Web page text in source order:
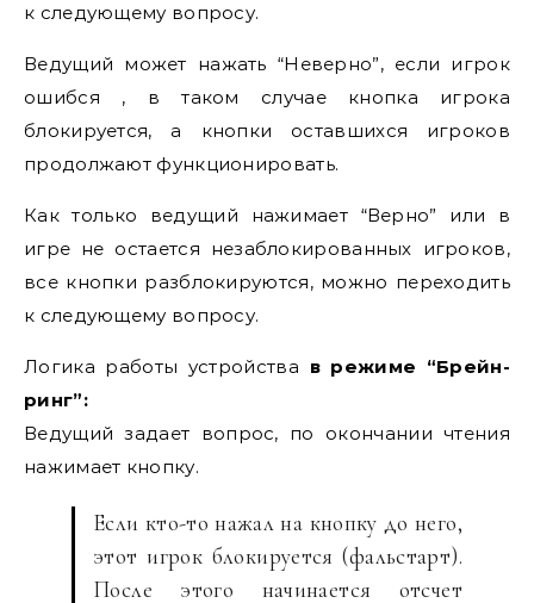
к следующему вопросу.
Ведущий может нажать “Неверно”, если игрок
ошибся , в таком случае кнопка игрока
блокируется, а кнопки оставшихся игроков
продолжают функционировать.
Как только ведущий нажимает “Верно” или в
игре не остается незаблокированных игроков,
все кнопки разблокируются, можно переходить
к следующему вопросу.
Логика работы устройства в режиме “Брейн-
ринг”:
Ведущий задает вопрос, по окончании чтения
нажимает кнопку.
Если кто-то нажал на кнопку до него,
этот игрок блокируется (фальстарт).
После этого начинается отсчет